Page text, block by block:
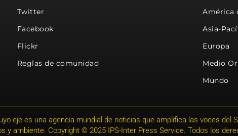
Twitter
Facebook
Flickr
Reglas de comunidad
América
Asia-
Europa
Medio
Mundo
eje es una agencia mundial de noticias que amplifica las voces del
y ambiente. Copyright © 2025 IPS-Inter Press Service. Todos los